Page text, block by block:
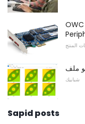
المنتج
شبابيك
Sapid posts